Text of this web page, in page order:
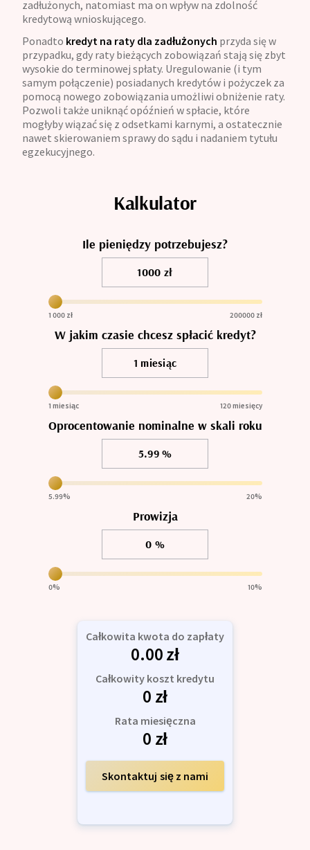
zadłużonych, natomiast ma on wpływ na zdolność
kredytową wnioskującego.
Ponadto kredyt na raty dla zadłużonych przyda się w
przypadku, gdy raty bieżących zobowiązań stają się zbyt
wysokie do terminowej spłaty. Uregulowanie (i tym
samym połączenie) posiadanych kredytów i pożyczek za
pomocą nowego zobowiązania umożliwi obniżenie raty.
Pozwoli także uniknąć opóźnień w spłacie, które
mogłyby wiązać się z odsetkami karnymi, a ostatecznie
nawet skierowaniem sprawy do sądu i nadaniem tytułu
egzekucyjnego.
Kalkulator
Ile pieniędzy potrzebujesz?
1 000 zł 200000zł
W jakim czasie chcesz spłacić kredyt?
1 miesiąc 120miesięcy
Oprocentowanie nominalne w skali roku
5.99% 20%
Prowizja
0% 10%
Całkowita kwota do zapłaty
0.00zł
Całkowity koszt kredytu
0 zł
Rata miesięczna
0 zł
Skontaktuj się z nami